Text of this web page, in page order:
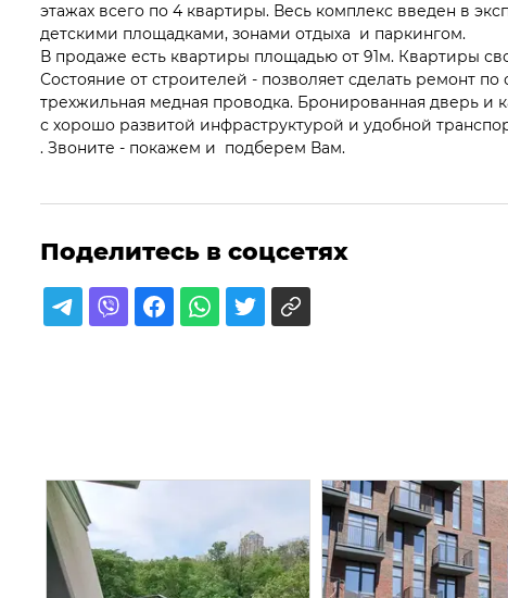
этажах всего по 4 квартиры. Весь комплекс введен в
детскими площадками, зонами отдыха и паркингом.
В продаже есть квартиры площадью от 91м. Квартиры
Состояние от строителей - позволяет сделать ремонт
трехжильная медная проводка. Бронированная дверь и
с хорошо развитой инфраструктурой и удобной
. Звоните - покажем и подберем Вам.
Поделитесь в соцсетях